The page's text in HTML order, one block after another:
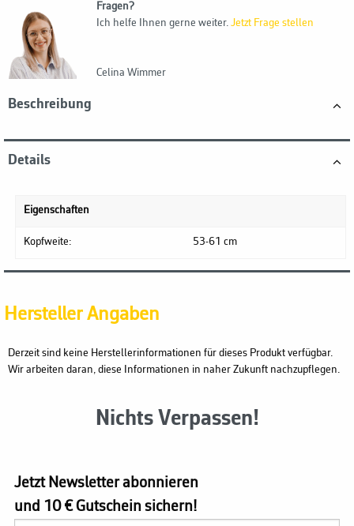
Fragen?
Ich helfe Ihnen gerne weiter. Jetzt Frage stellen
Celina Wimmer
Beschreibung
Details
Eigenschaften
Kopfweite: 53-61 cm
Hersteller Angaben
Derzeit sind keine Herstellerinformationen für dieses Produkt verfügbar.
Wir arbeiten daran, diese Informationen in naher Zukunft nachzupflegen.
Nichts Verpassen!
Jetzt Newsletter abonnieren
und 10 € Gutschein sichern!